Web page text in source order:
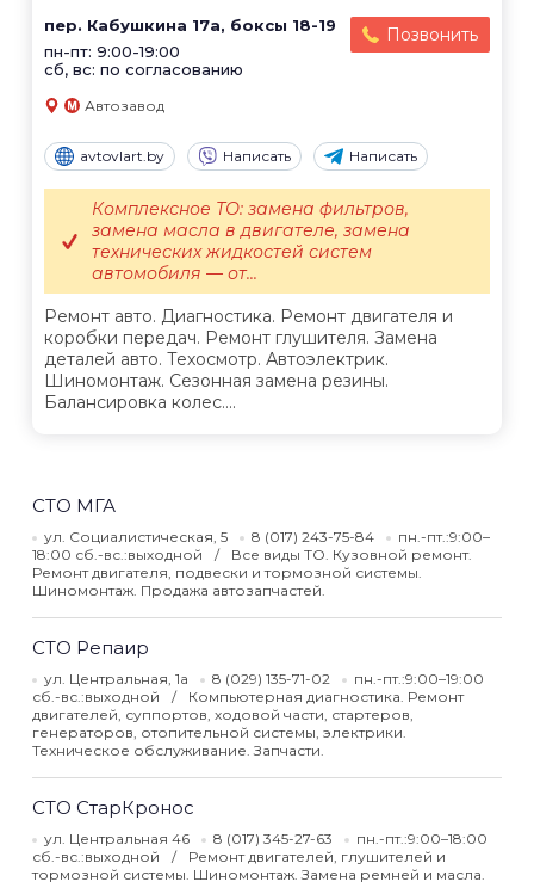
пер. Кабушкина 17а, боксы 18-19
пн-пт: 9:00-19:00
сб, вс: по согласованию
Позвонить
Автозавод
avtovlart.by Написать Написать
Ремонт авто. Диагностика. Ремонт двигателя и
коробки передач. Ремонт глушителя. Замена
деталей авто. Техосмотр. Автоэлектрик.
Шиномонтаж. Сезонная замена резины.
Балансировка колес....
Комплексное ТО: замена фильтров,
замена масла в двигателе, замена
технических жидкостей систем
автомобиля — от...
СТО МГА
ул. Социалистическая, 5 8 (017) 243-75-84
пн.-пт.:9:00–
18:00 сб.-вс.:выходной
Все виды ТО. Кузовной ремонт.
Ремонт двигателя, подвески и тормозной системы.
Шиномонтаж. Продажа автозапчастей.
СТО Репаир
ул. Центральная, 1а 8 (029) 135-71-02
пн.-пт.:9:00–19:00
сб.-вс.:выходной
Компьютерная диагностика. Ремонт
двигателей, суппортов, ходовой части, стартеров,
генераторов, отопительной системы, электрики.
Техническое обслуживание. Запчасти.
СТО СтарКронос
ул. Центральная 46 8 (017) 345-27-63
пн.-пт.:9:00–18:00
сб.-вс.:выходной
Ремонт двигателей, глушителей и
тормозной системы. Шиномонтаж. Замена ремней и масла.